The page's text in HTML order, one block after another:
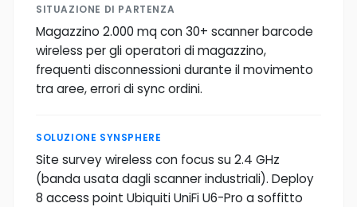
SITUAZIONE DI PARTENZA
Magazzino 2.000 mq con 30+ scanner barcode
wireless per gli operatori di magazzino,
frequenti disconnessioni durante il movimento
tra aree, errori di sync ordini.
SOLUZIONE SYNSPHERE
Site survey wireless con focus su 2.4 GHz
(banda usata dagli scanner industriali). Deploy
8 access point Ubiquiti UniFi U6-Pro a soffitto